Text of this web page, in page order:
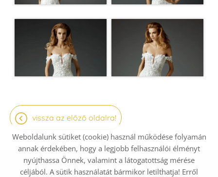
vissza az előző oldalra!
Oldal információk Adatkezelési tájékoztató
Weboldalunk sütiket (cookie) használ működése folyamán
annak érdekében, hogy a legjobb felhasználói élményt
nyújthassa Önnek, valamint a látogatottság mérése
céljából. A sütik használatát bármikor letilthatja! Erről